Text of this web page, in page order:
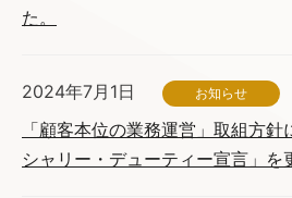
た。
2024年7月1日 お知らせ
「顧客本位の業務運営」取組方
シャリー・デューティー宣言」を